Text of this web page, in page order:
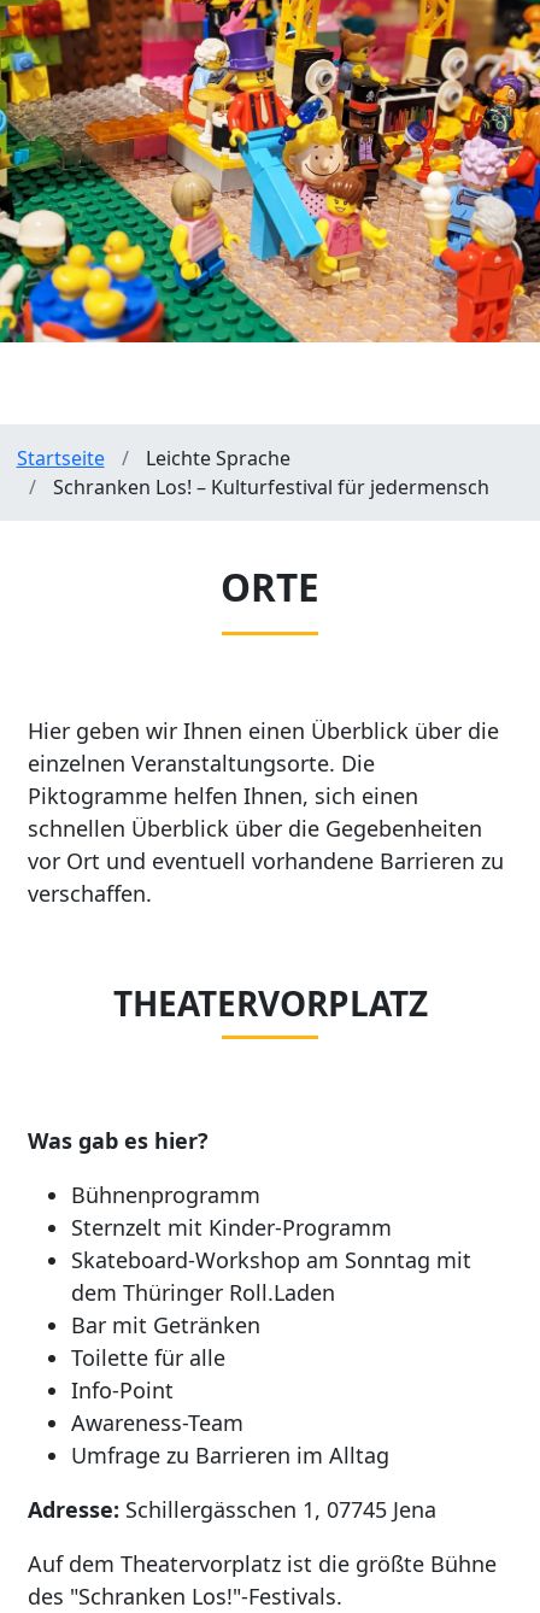
Pfadnavigation
Startseite
Leichte Sprache
Schranken Los! – Kulturfestival für jedermensch
ORTE
Hier geben wir Ihnen einen Überblick über die
einzelnen Veranstaltungsorte. Die
Piktogramme helfen Ihnen, sich einen
schnellen Überblick über die Gegebenheiten
vor Ort und eventuell vorhandene Barrieren zu
verschaffen.
THEATERVORPLATZ
Was gab es hier?
Bühnenprogramm
Sternzelt mit Kinder-Programm
Skateboard-Workshop am Sonntag mit
dem Thüringer Roll.Laden
Bar mit Getränken
Toilette für alle
Info-Point
Awareness-Team
Umfrage zu Barrieren im Alltag
Adresse: Schillergässchen 1, 07745 Jena
Auf dem Theatervorplatz ist die größte Bühne
des "Schranken Los!"-Festivals.